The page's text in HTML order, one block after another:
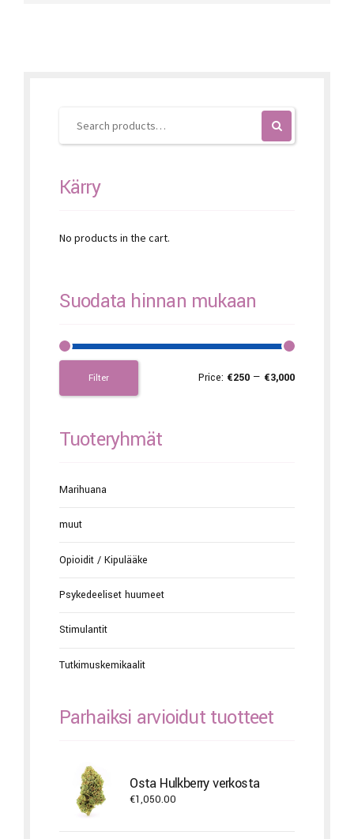
product
Kärry
No products in the cart.
Suodata hinnan mukaan
Filter Price: €250 — €3,000
Tuoteryhmät
Marihuana
muut
Opioidit / Kipulääke
Psykedeeliset huumeet
Stimulantit
Tutkimuskemikaalit
Parhaiksi arvioidut tuotteet
Osta Hulkberry verkosta
€1,050.00